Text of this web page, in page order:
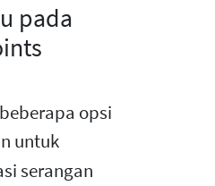
pada
opsi
untuk
serangan